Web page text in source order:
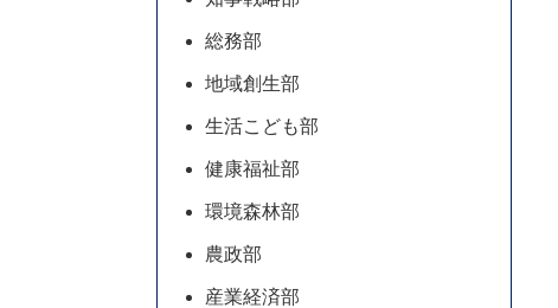
総務部
地域創生部
生活こども部
健康福祉部
環境森林部
農政部
産業経済部